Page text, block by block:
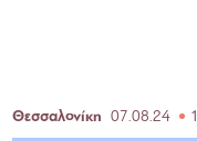
Θεσσαλονίκη 07.08.24